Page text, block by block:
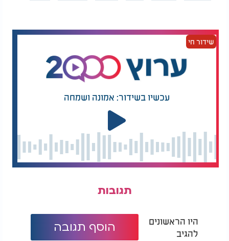
רותחות ונוזל הקרם עוטף את הפטריות. אפשר להגיש
בכלי הגשה מרכזי בארוחת ערב משפחתית, והטעם
העשיר מבטיח שהצלחת תתרוקן במהירות. זו מנה שקל
לחזור אליה שוב ושוב, במיוחד כשמחפשים משהו חם,
מהיר ומנחם בלי טרחה מיותרת במטבח.
שידור חי
עכשיו בשידור: אמונה ושמחה
תגובות
היו הראשונים
להגיב
הוסף תגובה